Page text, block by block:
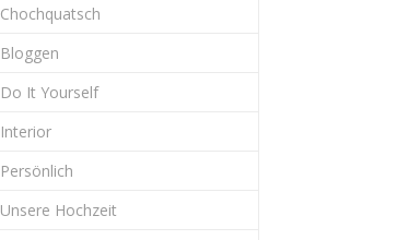
Chochquatsch
Bloggen
Do It Yourself
Interior
Persönlich
Unsere Hochzeit